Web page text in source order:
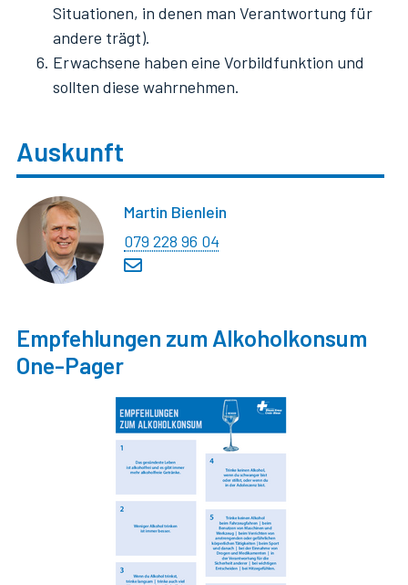
Situationen, in denen man Verantwortung für
andere trägt).
Erwachsene haben eine Vorbildfunktion und
sollten diese wahrnehmen.
Auskunft
Martin Bienlein
079 228 96 04
Empfehlungen zum Alkoholkonsum
One-Pager